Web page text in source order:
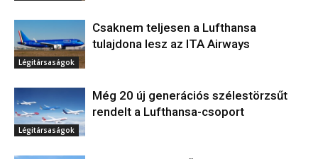
Légitársaságok
Csaknem teljesen a Lufthansa
tulajdona lesz az ITA Airways
Légitársaságok
Még 20 új generációs szélestörzsűt
rendelt a Lufthansa-csoport